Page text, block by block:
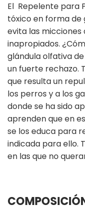
El Repelente para
tóxico en forma de
evita las micciones
inapropiados.
glándula olfativa
un fuerte rechazo.
que resulta un
los perros y a los
donde se ha sido
aprenden que en
se los educa para
indicada para ello.
en las que no